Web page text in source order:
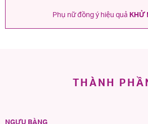
Phụ nữ đồng ý hiệu quả KHỬ
THÀNH
NGƯU BÀNG